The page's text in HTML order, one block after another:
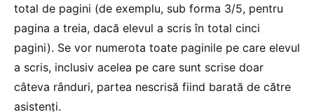
total de pagini (de exemplu, sub forma 3/5, pentru
pagina a treia, dacă elevul a scris în total cinci
pagini). Se vor numerota toate paginile pe care elevul
a scris, inclusiv acelea pe care sunt scrise doar
câteva rânduri, partea nescrisă fiind barată de către
asistenți.